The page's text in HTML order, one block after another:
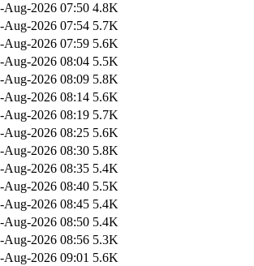
Aug-2026 07:50 4.8K
Aug-2026 07:54 5.7K
Aug-2026 07:59 5.6K
Aug-2026 08:04 5.5K
Aug-2026 08:09 5.8K
Aug-2026 08:14 5.6K
Aug-2026 08:19 5.7K
Aug-2026 08:25 5.6K
Aug-2026 08:30 5.8K
Aug-2026 08:35 5.4K
Aug-2026 08:40 5.5K
Aug-2026 08:45 5.4K
Aug-2026 08:50 5.4K
Aug-2026 08:56 5.3K
Aug-2026 09:01 5.6K